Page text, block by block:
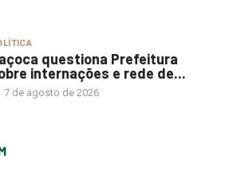
questiona Prefeitura
internações e rede de...
7 de agosto de 2026